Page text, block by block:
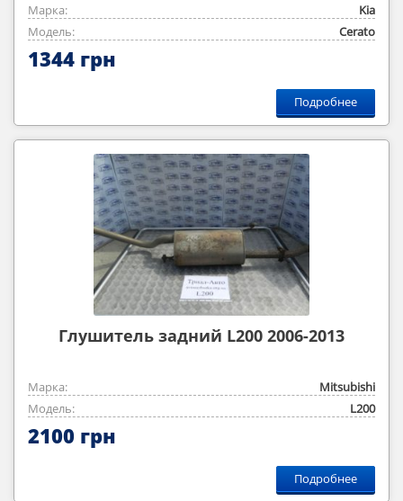
Марка:
Kia
Модель:
Cerato
1344 грн
Подробнее
Глушитель задний L200 2006-2013
Марка:
Mitsubishi
Модель:
L200
2100 грн
Подробнее